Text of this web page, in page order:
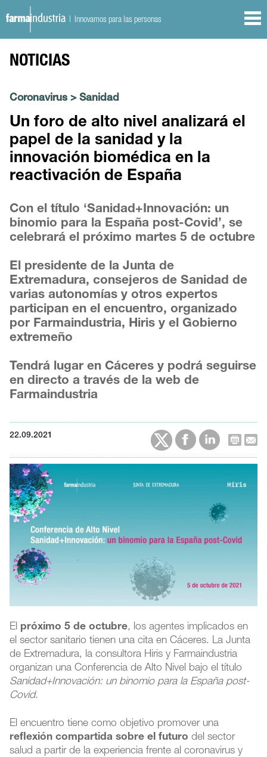
| Innovamos para las personas
NOTICIAS
Coronavirus>Sanidad
Un foro de alto nivel analizará el
papel de la sanidad y la
innovación biomédica en la
reactivación de España
Con el título ‘Sanidad+Innovación: un
binomio para la España post-Covid’, se
celebrará el próximo martes 5 de octubre
El presidente de la Junta de
Extremadura, consejeros de Sanidad de
varias autonomías y otros expertos
participan en el encuentro, organizado
por Farmaindustria, Hiris y el Gobierno
extremeño
Tendrá lugar en Cáceres y podrá seguirse
en directo a través de la web de
Farmaindustria
22.09.2021
El próximo 5 de octubre, los agentes implicados en
el sector sanitario tienen una cita en Cáceres. La Junta
de Extremadura, la consultora Hiris y Farmaindustria
organizan una Conferencia de Alto Nivel bajo el título
Sanidad+Innovación: un binomio para la España post-
Covid.
El encuentro tiene como objetivo promover una
reflexión compartida sobre el futuro del sector
salud a partir de la experiencia frente al coronavirus y